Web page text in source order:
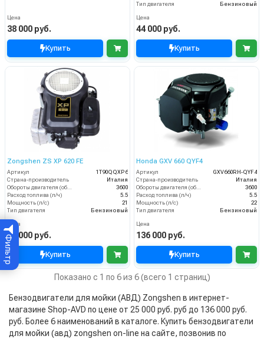
Фильтр
Цена
38 000 руб.
Купить
Тип двигателя
Бензиновый
Цена
44 000 руб.
Купить
Zongshen ZS XP 620 FE
Артикул
1T90QQXP6
Страна-производитель
Италия
3600
Расход топлива (л/ч)
5.5
Мощность (л/с)
21
Тип двигателя
Бензиновый
Цена
58 000 руб.
Купить
Honda GXV 660 QYF4
Артикул
GXV660RH-QYF4
Страна-производитель
Италия
3600
Расход топлива (л/ч)
5.5
Мощность (л/с)
22
Тип двигателя
Бензиновый
Цена
136 000 руб.
Купить
Показано с 1 по 6 из 6 (всего 1 страниц)
Бензодвигатели для мойки (АВД) Zongshen в интернет-
магазине Shop-AVD по цене от 25 000 руб. руб до 136 000 руб.
руб. Более 6 наименований в каталоге. Купить бензодвигатели
для мойки (авд) zongshen on-line на сайте, позвонив по